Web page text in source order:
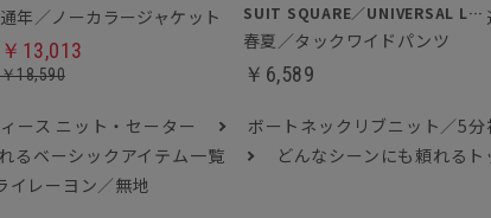
通年／ノーカラージャケット
￥13,013
￥18,590
SUIT SQUARE／UNIVERSAL LANGUAGE／WHITE
春夏／タックワイドパンツ
￥6,589
ース ニット・セーター
ボートネックリブニット／5
るベーシックアイテム一覧
どんなシーンにも頼れる
イレーヨン／無地